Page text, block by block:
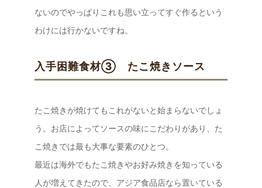
ないのでやっぱりこれも思い立ってすぐ作るという
わけには行かないですね。
入手困難食材③ たこ焼きソース
たこ焼きが焼けてもこれがないと始まらないでしょ
う。お店によってソースの味にこだわりがあり、た
こ焼きでは最も大事な要素のひとつ。
最近は海外でもたこ焼きやお好み焼きを知っている
人が増えてきたので、アジア食品店なら置いている